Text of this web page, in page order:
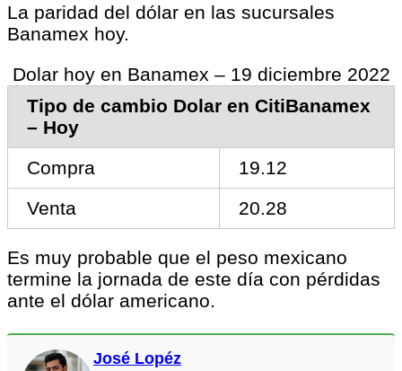
La paridad del dólar en las sucursales
Banamex hoy.
Dolar hoy en Banamex – 19 diciembre 2022
Tipo de cambio Dolar en CitiBanamex
– Hoy
Compra
19.12
Venta
20.28
Es muy probable que el peso mexicano
termine la jornada de este día con pérdidas
ante el dólar americano.
José Lopéz